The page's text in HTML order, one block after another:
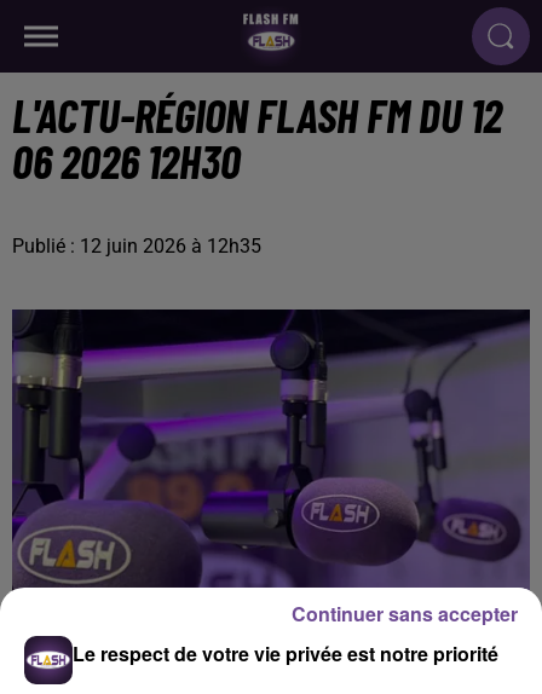
L'ACTU-RÉGION FLASH FM DU 12
06 2026 12H30
Publié : 12 juin 2026 à 12h35
Le respect de votre vie privée est notre priorité
Continuer sans accepter